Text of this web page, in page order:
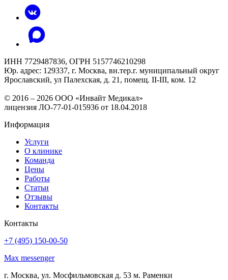
ИНН 7729487836, ОГРН 5157746210298
Юр. адрес: 129337, г. Москва, вн.тер.г. муниципальный округ
Ярославский, ул Палехская, д. 21, помещ. II-III, ком. 12
© 2016 – 2026 ООО «Инвайт Медикал»
лицензия ЛО-77-01-015936 от 18.04.2018
Информация
Услуги
О клинике
Команда
Цены
Работы
Статьи
Отзывы
Контакты
Контакты
+7 (495) 150-00-50
Max messenger
г. Москва, ул. Мосфильмовская д. 53 м. Раменки